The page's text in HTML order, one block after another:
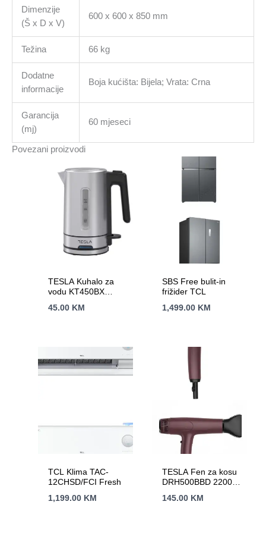
Dimenzije
(Š x D x V)
600 x 600 x 850 mm
Težina 66 kg
Dodatne
informacije
Boja kućišta: Bijela; Vrata: Crna
Garancija
(mj)
60 mjeseci
Povezani proizvodi
TESLA Kuhalo za
vodu KT450BX
Siva
45.00 KM
SBS Free bulit-in
frižider TCL
1,499.00 KM
TCL Klima TAC-
12CHSD/FCI Fresh
1,199.00 KM
TESLA Fen za kosu
DRH500BBD 2200W
Bordo / LED Display
145.00 KM